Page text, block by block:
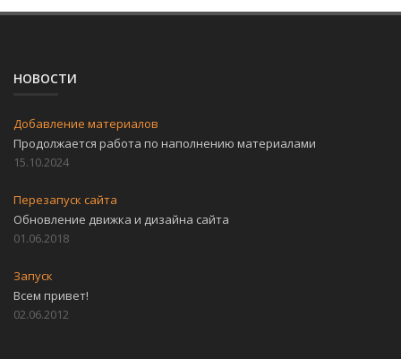
НОВОСТИ
Добавление материалов
Продолжается работа по наполнению материалами
15.10.2024
Перезапуск сайта
Обновление движка и дизайна сайта
01.06.2018
Запуск
Всем привет!
02.06.2012